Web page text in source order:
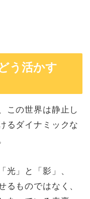
う活かす
この世界は静止し
るダイナミックな
」と「影」、
るものではなく、